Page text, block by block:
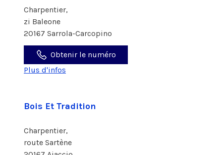
Charpentier,
zi Baleone
20167 Sarrola-Carcopino
Obtenir le numéro
Plus d'infos
Bois Et Tradition
Charpentier,
route Sartène